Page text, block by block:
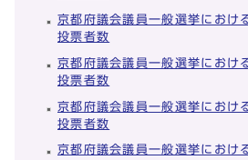
京都府議会議員一般選挙におけ
投票者数
京都府議会議員一般選挙におけ
投票者数
京都府議会議員一般選挙におけ
投票者数
京都府議会議員一般選挙におけ